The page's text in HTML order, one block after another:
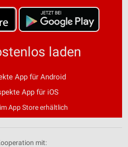
laden
App für Android
App für iOS
App Store erhältlich
mit: